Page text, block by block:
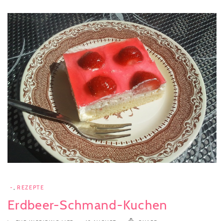
- , REZEPTE
Erdbeer-Schmand-Kuchen